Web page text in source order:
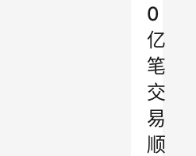
0
亿
笔
交
易
顺